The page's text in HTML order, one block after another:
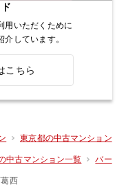
用いただくために
しています。
こちら
東京都の中古マンション
中古マンション一覧 バー
西